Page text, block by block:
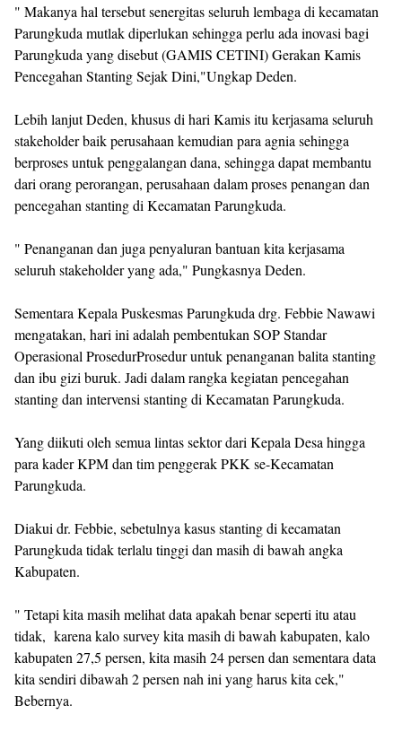
" Makanya hal tersebut senergitas seluruh lembaga di kecamatan
Parungkuda mutlak diperlukan sehingga perlu ada inovasi bagi
Parungkuda yang disebut (GAMIS CETINI) Gerakan Kamis
Pencegahan Stanting Sejak Dini,"Ungkap Deden.
Lebih lanjut Deden, khusus di hari Kamis itu kerjasama seluruh
stakeholder baik perusahaan kemudian para agnia sehingga
berproses untuk penggalangan dana, sehingga dapat membantu
dari orang perorangan, perusahaan dalam proses penangan dan
pencegahan stanting di Kecamatan Parungkuda.
" Penanganan dan juga penyaluran bantuan kita kerjasama
seluruh stakeholder yang ada," Pungkasnya Deden.
Sementara Kepala Puskesmas Parungkuda drg. Febbie Nawawi
mengatakan, hari ini adalah pembentukan SOP Standar
Operasional ProsedurProsedur untuk penanganan balita stanting
dan ibu gizi buruk. Jadi dalam rangka kegiatan pencegahan
stanting dan intervensi stanting di Kecamatan Parungkuda.
Yang diikuti oleh semua lintas sektor dari Kepala Desa hingga
para kader KPM dan tim penggerak PKK se-Kecamatan
Parungkuda.
Diakui dr. Febbie, sebetulnya kasus stanting di kecamatan
Parungkuda tidak terlalu tinggi dan masih di bawah angka
Kabupaten.
" Tetapi kita masih melihat data apakah benar seperti itu atau
tidak, karena kalo survey kita masih di bawah kabupaten, kalo
kabupaten 27,5 persen, kita masih 24 persen dan sementara data
kita sendiri dibawah 2 persen nah ini yang harus kita cek,"
Bebernya.